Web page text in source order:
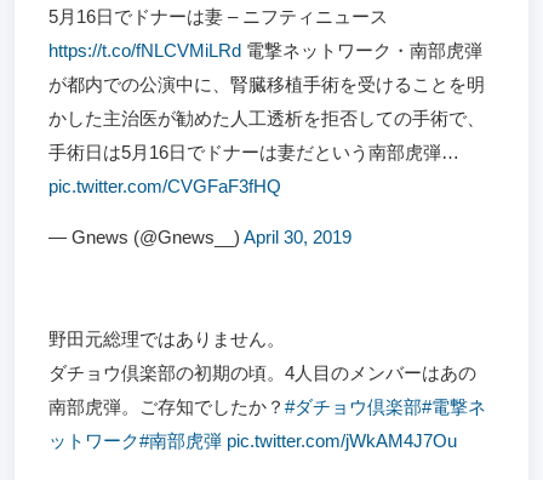
5月16日でドナーは妻 – ニフティニュース
https://t.co/fNLCVMiLRd 電撃ネットワーク・南部虎弾
が都内での公演中に、腎臓移植手術を受けることを明
かした主治医が勧めた人工透析を拒否しての手術で、
手術日は5月16日でドナーは妻だという南部虎弾…
pic.twitter.com/CVGFaF3fHQ
— Gnews (@Gnews__) April 30, 2019
野田元総理ではありません。
ダチョウ倶楽部の初期の頃。4人目のメンバーはあの
南部虎弾。ご存知でしたか？ #ダチョウ倶楽部#電撃ネ
ットワーク#南部虎弾 pic.twitter.com/jWkAM4J7Ou